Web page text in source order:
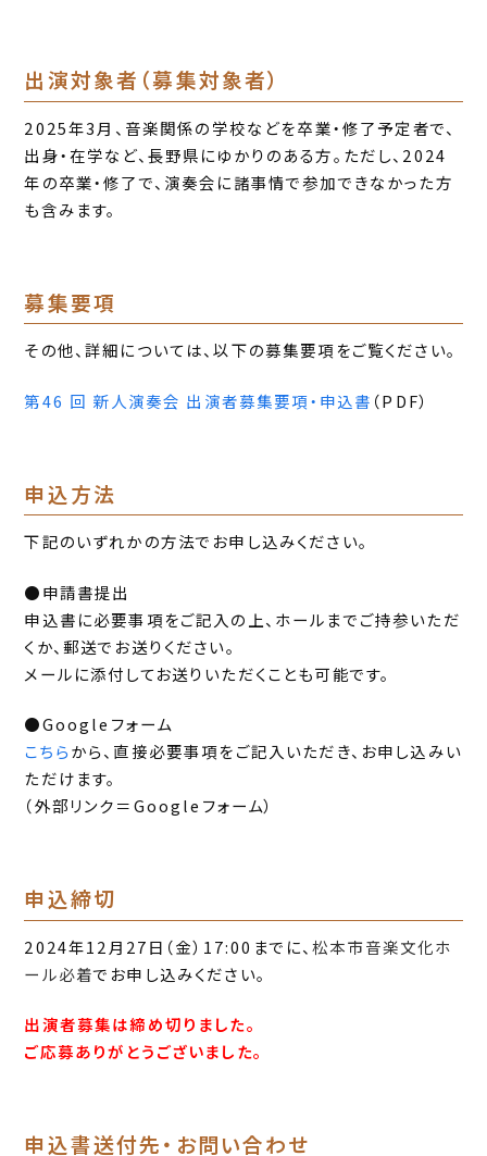
出演対象者（募集対象者）
2025年3月、音楽関係の学校などを卒業・修了予定者で、
出身・在学など、長野県にゆかりのある方。ただし、2024
年の卒業・修了で、演奏会に諸事情で参加できなかった方
も含みます。
募集要項
その他、詳細については、以下の募集要項をご覧ください。
第46 回 新人演奏会 出演者募集要項・申込書 （PDF）
申込方法
下記のいずれかの方法でお申し込みください。
●申請書提出
申込書に必要事項をご記入の上、ホールまでご持参いただ
くか、郵送でお送りください。
メールに添付してお送りいただくことも可能です。
●Googleフォーム
こちらから、直接必要事項をご記入いただき、お申し込みい
ただけます。
（外部リンク＝Googleフォーム）
申込締切
2024年12月27日（金）17:00までに、松本市音楽文化ホ
ール必着でお申し込みください。
出演者募集は締め切りました。
ご応募ありがとうございました。
申込書送付先・お問い合わせ